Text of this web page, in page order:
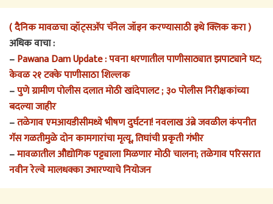
( दैनिक मावळचा व्हॉट्सअ‍ॅप चॅनेल जॉइन करण्यासाठी इथे क्लिक करा )
अधिक वाचा :
–Pawana Dam Update : पवना धरणातील पाणीसाठ्यात झपाट्याने घट;
केवळ २१ टक्के पाणीसाठा शिल्लक
–पुणे ग्रामीण पोलीस दलात मोठी खांदेपालट ; ३० पोलीस निरीक्षकांच्या
बदल्या जाहीर
–तळेगाव एमआयडीसीमध्ये भीषण दुर्घटना! नवलाख उंब्रे जवळील कंपनीत
गॅस गळतीमुळे दोन कामगारांचा मृत्यू, तिघांची प्रकृती गंभीर
–मावळातील औद्योगिक पट्ट्याला मिळणार मोठी चालना; तळेगाव परिसरात
नवीन रेल्वे मालधक्का उभारण्याचे नियोजन